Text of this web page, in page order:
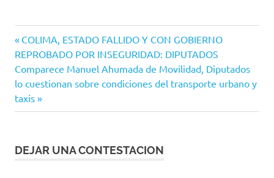
Álvarez
Navegación
de
entradas
Entrada
anterior:
COLIMA, ESTADO FALLIDO Y CON GOBIERNO
REPROBADO POR INSEGURIDAD: DIPUTADOS
Siguiente
entrada:
Comparece Manuel Ahumada de Movilidad, Diputados
lo cuestionan sobre condiciones del transporte urbano y
taxis
DEJAR UNA CONTESTACION